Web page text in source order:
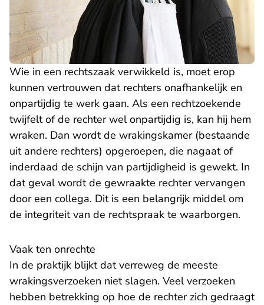
Wie in een rechtszaak verwikkeld is, moet erop
kunnen vertrouwen dat rechters onafhankelijk en
onpartijdig te werk gaan. Als een rechtzoekende
twijfelt of de rechter wel onpartijdig is, kan hij hem
wraken. Dan wordt de wrakingskamer (bestaande
uit andere rechters) opgeroepen, die nagaat of
inderdaad de schijn van partijdigheid is gewekt. In
dat geval wordt de gewraakte rechter vervangen
door een collega. Dit is een belangrijk middel om
de integriteit van de rechtspraak te waarborgen.
Vaak ten onrechte
In de praktijk blijkt dat verreweg de meeste
wrakingsverzoeken niet slagen. Veel verzoeken
hebben betrekking op hoe de rechter zich gedraagt